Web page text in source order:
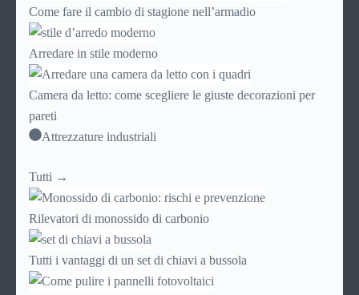
Come fare il cambio di stagione nell’armadio
Arredare in stile moderno
Camera da letto: come scegliere le giuste decorazioni per
pareti
Attrezzature industriali
Tutti →
Rilevatori di monossido di carbonio
Tutti i vantaggi di un set di chiavi a bussola